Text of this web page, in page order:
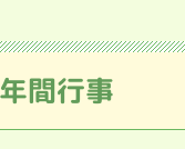
年間行事